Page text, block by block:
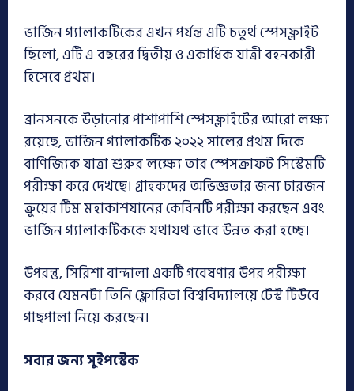
ভার্জিন গ্যালাকটিকের এখন পর্যন্ত এটি চতুর্থ স্পেসফ্লাইট
ছিলো, এটি এ বছরের দ্বিতীয় ও একাধিক যাত্রী বহনকারী
হিসেবে প্রথম।
ব্রানসনকে উড়ানোর পাশাপাশি স্পেসফ্লাইটের আরো লক্ষ্য
রয়েছে, ভার্জিন গ্যালাকটিক ২০২২ সালের প্রথম দিকে
বাণিজ্যিক যাত্রা শুরুর লক্ষ্যে তার স্পেসক্রাফট সিস্টেমটি
পরীক্ষা করে দেখছে। গ্রাহকদের অভিজ্ঞতার জন্য চারজন
ক্রুয়ের টিম মহাকাশযানের কেবিনটি পরীক্ষা করছেন এবং
ভার্জিন গ্যালাকটিককে যথাযথ ভাবে উন্নত করা হচ্ছে।
উপরন্তু, সিরিশা বান্দালা একটি গবেষণার উপর পরীক্ষা
করবে যেমনটা তিনি ফ্লোরিডা বিশ্ববিদ্যালয়ে টেস্ট টিউবে
গাছপালা নিয়ে করছেন।
সবারজন্যসুইপস্টেক